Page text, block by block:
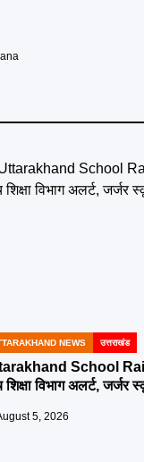
NEWS उत्तराखंड
School
शिक्षा विभाग अलर्ट, जर्जर
5, 2026